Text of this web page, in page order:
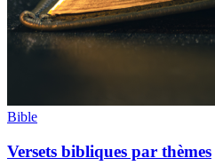
Bible
Versets bibliques par thèmes